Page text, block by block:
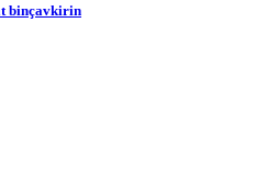
binçavkirin